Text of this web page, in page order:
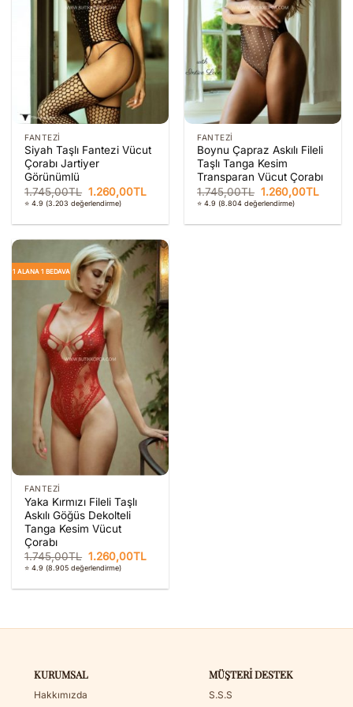
FANTEZI
Siyah Taşlı Fantezi Vücut
Çorabı Jartiyer
Görünümlü
1.745,00TL Orijinal
fiyat:
1.745,00TL.
1.260,00TL
1.260,00TL.
⭐ 4.9 (3.203 değerlendirme)
FANTEZI
Boynu Çapraz Askılı Fileli
Taşlı Tanga Kesim
Transparan Vücut Çorabı
1.745,00TL Orijinal
fiyat:
1.745,00TL.
1.260,00TL
⭐ 4.9 (8.804 değerlendirme)
1 ALANA 1 BEDAVA
FANTEZI
Yaka Kırmızı Fileli Taşlı
Askılı Göğüs Dekolteli
Tanga Kesim Vücut
Çorabı
1.745,00TL Orijinal
fiyat:
1.745,00TL.
1.260,00TL
1.260,00TL.
⭐ 4.9 (8.905 değerlendirme)
KURUMSAL
Hakkımızda
MÜŞTERI DESTEK
S.S.S